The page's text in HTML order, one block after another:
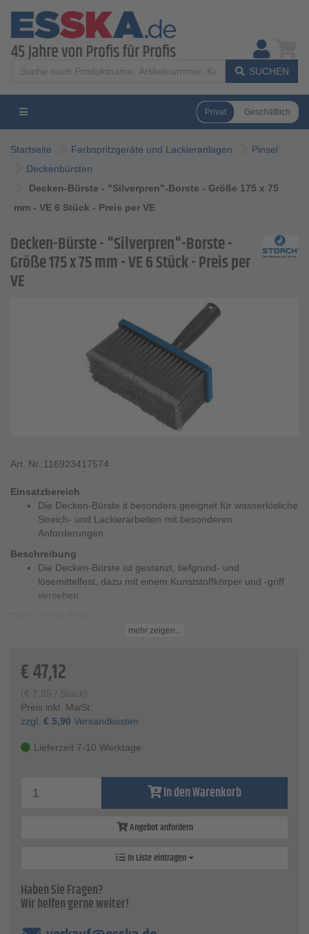
SUCHEN
Privat Geschäftlich
Startseite Farbspritzgeräte und Lackieranlagen
Pinsel
Deckenbürsten
Decken-Bürste - "Silverpren"-Borste - Größe 175 x 75
mm - VE 6 Stück - Preis per VE
Decken-Bürste - "Silverpren"-Borste -
Größe 175 x 75 mm - VE 6 Stück - Preis per
VE
Art. Nr.:116923417574
Einsatzbereich
Die Decken-Bürste it besonders geeignet für wasserlösliche
Streich- und Lackierarbeiten mit besonderen
Anforderungen.
Beschreibung
Die Decken-Bürste ist gestanzt, tiefgrund- und
lösemittelfest, dazu mit einem Kunststoffkörper und -griff
versehen.
Material - Silverpren Borste
Preis per VE
mehr zeigen...
€47,12
(€ 7,85 / Stück)
Preis inkl. MwSt.
zzgl. € 5,90 Versandkosten
Lieferzeit 7-10 Werktage
In den Warenkorb
Angebot anfordern
In Liste eintragen
Haben Sie Fragen?
Wir helfen gerne weiter!